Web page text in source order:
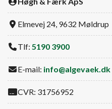
Elmevej 24, 9632 Møldrup
Tlf: 5190 3900
E-mail: info@algevaek.dk
CVR: 31756952